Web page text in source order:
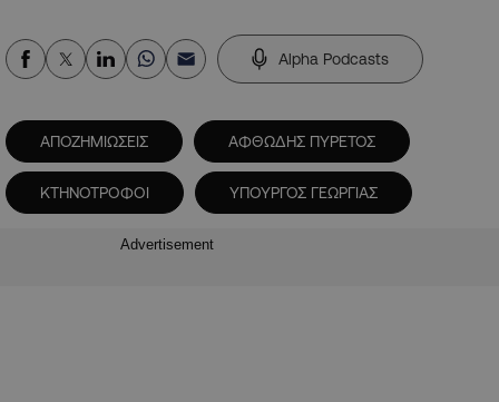
Alpha Podcasts
ΑΠΟΖΗΜΙΩΣΕΙΣ ΑΦΘΩΔΗΣ ΠΥΡΕΤΟΣ
ΚΤΗΝΟΤΡΟΦΟΙ ΥΠΟΥΡΓΟΣ ΓΕΩΡΓΙΑΣ
Advertisement